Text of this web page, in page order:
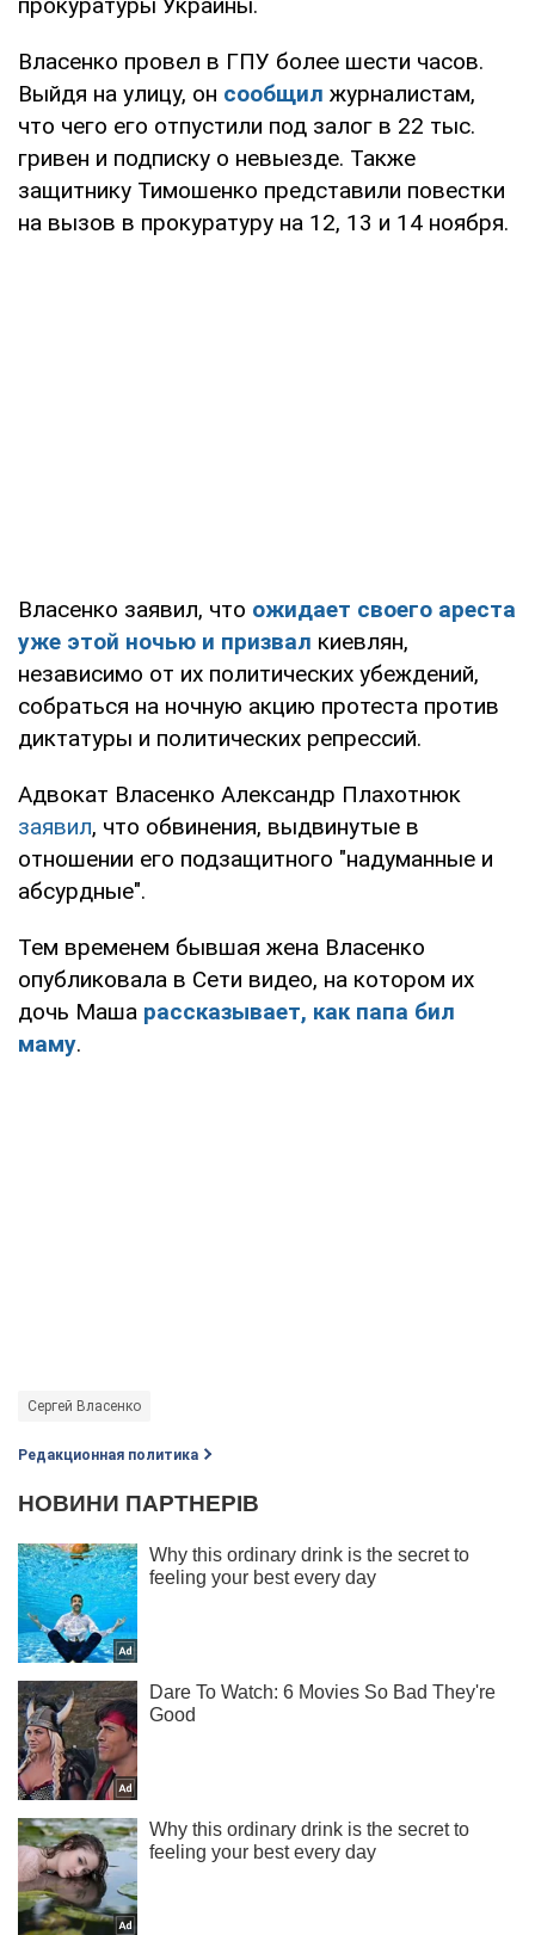
Власенко провел в ГПУ более шести часов.
Выйдя на улицу, он сообщил журналистам,
что чего его отпустили под залог в 22 тыс.
гривен и подписку о невыезде. Также
защитнику Тимошенко представили повестки
на вызов в прокуратуру на 12, 13 и 14 ноября.
Власенко заявил, что ожидает своего ареста
уже этой ночью и призвал киевлян,
независимо от их политических убеждений,
собраться на ночную акцию протеста против
диктатуры и политических репрессий.
Адвокат Власенко Александр Плахотнюк
заявил, что обвинения, выдвинутые в
отношении его подзащитного "надуманные и
абсурдные".
Тем временем бывшая жена Власенко
опубликовала в Сети видео, на котором их
дочь Маша рассказывает, как папа бил
маму.
Сергей Власенко
Редакционная политика